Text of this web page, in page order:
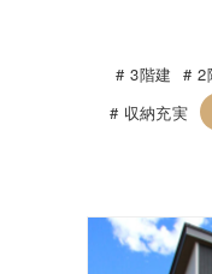
3階建 2
収納充実